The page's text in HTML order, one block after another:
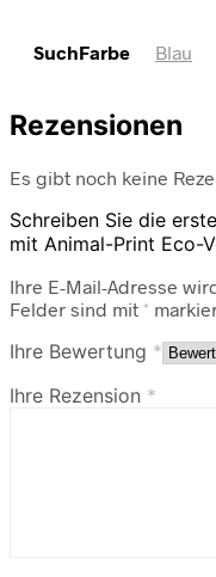
SuchFarbe Blau
Rezensionen
Es gibt noch keine
Schreiben Sie die
mit Animal-Print Eco-
Ihre E-Mail-Adresse
Felder sind mit *
Ihre Bewertung *
Ihre Rezension *